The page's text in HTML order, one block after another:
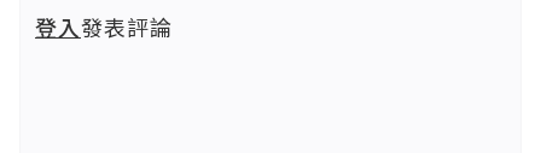
登入發表評論